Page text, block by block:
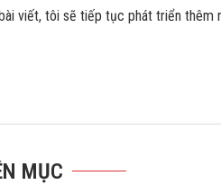
viết, tôi sẽ tiếp tục phát triển thêm
MỤC